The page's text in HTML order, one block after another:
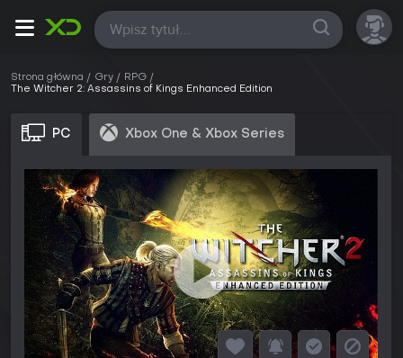
Wszystkie
Strona główna Gry
RPG
The Witcher 2: Assassins of Kings Enhanced Edition
PC Xbox One & Xbox Series